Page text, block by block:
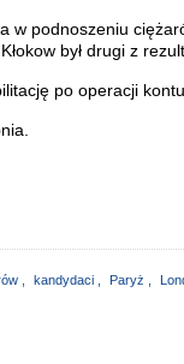
podnoszeniu
był drugi z
po operacji
kandydaci Paryż